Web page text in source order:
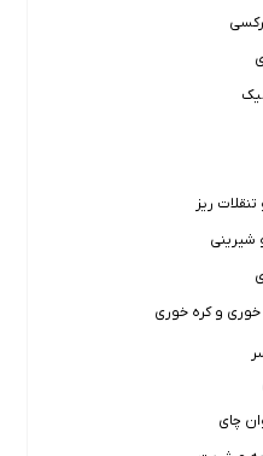
ریز
شیرینی
خوری و کره خوری
چای